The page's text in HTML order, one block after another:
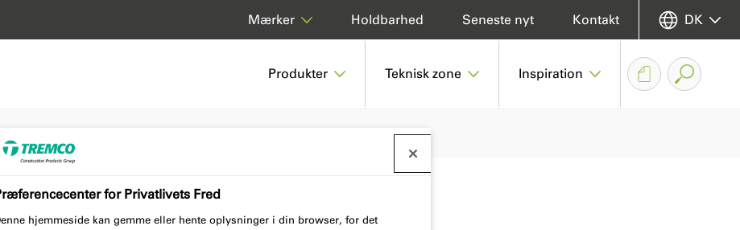
Produkter Teknisk zone Inspiration
Holdbarhed Seneste nyt Kontakt
Mærker DK
PRIMER POROUS SUBSTRATES
for Privatlivets Fred
hjemmeside kan gemme eller hente oplysninger i din browser, for det